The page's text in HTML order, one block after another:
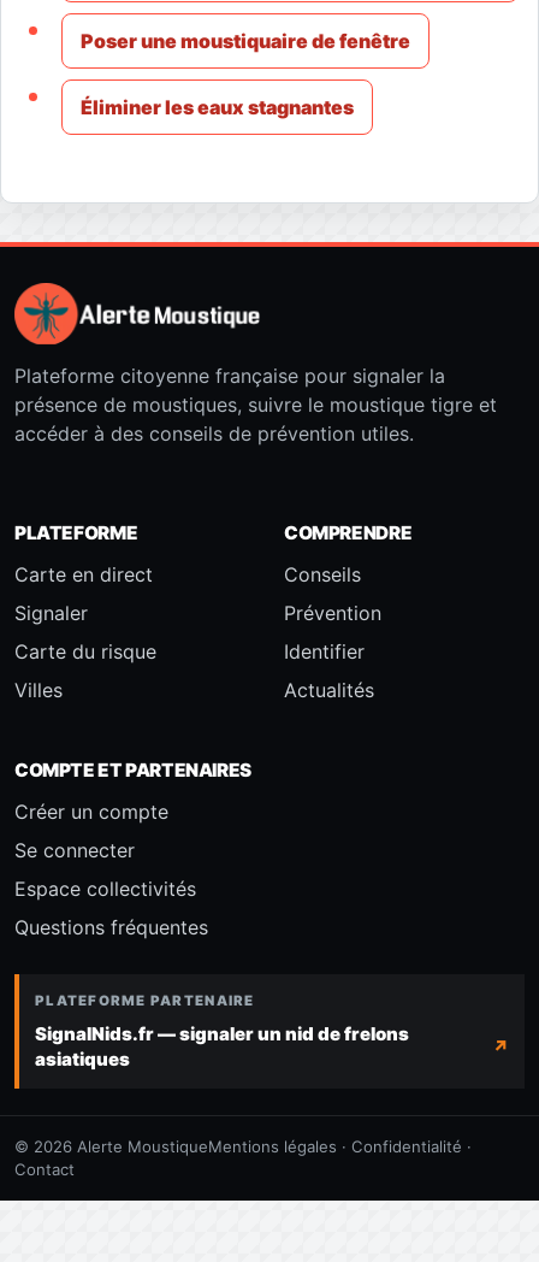
Poser une moustiquaire de fenêtre
Éliminer les eaux stagnantes
Plateforme citoyenne française pour signaler la
présence de moustiques, suivre le moustique tigre et
accéder à des conseils de prévention utiles.
PLATEFORME
Carte en direct
Signaler
Carte du risque
Villes
COMPRENDRE
Conseils
Prévention
Identifier
Actualités
COMPTE ET PARTENAIRES
Créer un compte
Se connecter
Espace collectivités
Questions fréquentes
PLATEFORME PARTENAIRE
SignalNids.fr — signaler un nid de frelons
asiatiques
© 2026 Alerte MoustiqueMentions légales · Confidentialité ·
Contact